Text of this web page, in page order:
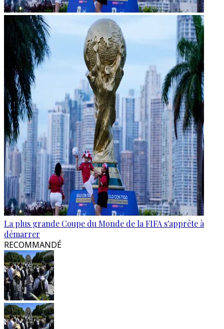
La plus grande Coupe du Monde de la FIFA s'apprête à
démarrer
RECOMMANDÉ